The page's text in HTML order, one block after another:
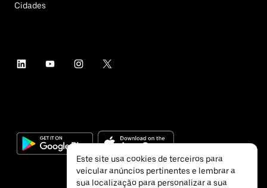
Cidades
Este site usa cookies de terceiros para
veicular anúncios pertinentes e lembrar a
sua localização para personalizar a sua